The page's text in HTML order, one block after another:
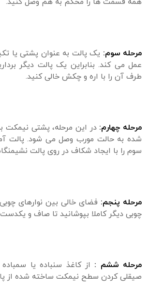
مرحله سوم: یک پالت به عنوان پشتی یا
عمل می کند. بنابراین یک پالت دیگر
طرف آن را با اره و چکش خالی کنید.
مرحله چهارم: در این مرحله، پشتی نیمکت
شده به حالت مورب وصل می شود. پالت
سوم را با ایجاد شکاف در روی پالت
مرحله پنجم: فضای خالی بین نوارهای چوبی
چوبی دیگر کاملا بپوشانید تا صاف و
مرحله ششم : از کاغذ سنباده یا
صیقلی کردن سطح نیمکت ساخته شده از